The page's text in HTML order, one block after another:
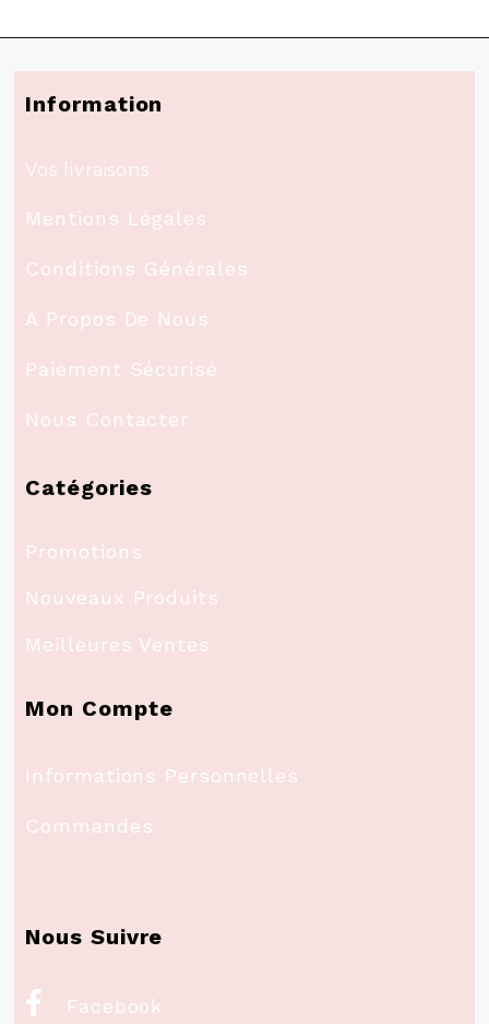
Information
Vos livraisons
Mentions Légales
Conditions Générales
A Propos De Nous
Paiement Sécurisé
Nous Contacter
Catégories
Promotions
Nouveaux Produits
Meilleures Ventes
Mon Compte
Informations Personnelles
Commandes
Nous Suivre
 Facebook